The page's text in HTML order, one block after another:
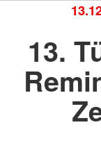
13.